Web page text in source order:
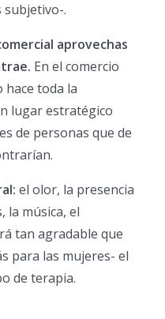
subjetivo-.
aprovechas
En el comercio
toda la
lugar estratégico
de personas que de
el olor, la presencia
la música, el
tan agradable que
para las mujeres- el
de terapia.